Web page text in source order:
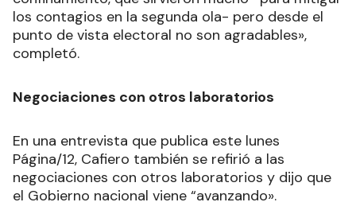
los contagios en la segunda ola- pero desde el
punto de vista electoral no son agradables»,
completó.
Negociaciones con otros laboratorios
En una entrevista que publica este lunes
Página/12, Cafiero también se refirió a las
negociaciones con otros laboratorios y dijo que
el Gobierno nacional viene “avanzando».